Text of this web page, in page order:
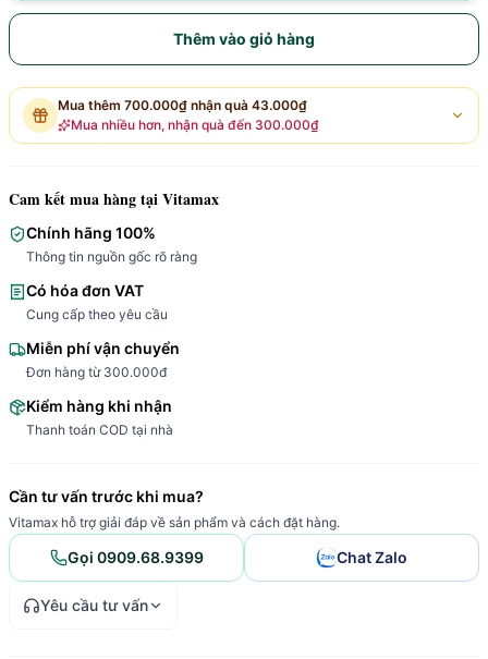
Thêm vào giỏ hàng
Mua thêm 700.000₫ nhận quà 43.000₫
Mua nhiều hơn, nhận quà đến 300.000₫
Cam kết mua hàng tại Vitamax
Chính hãng 100%
Thông tin nguồn gốc rõ ràng
Có hóa đơn VAT
Cung cấp theo yêu cầu
Miễn phí vận chuyển
Đơn hàng từ 300.000đ
Kiểm hàng khi nhận
Thanh toán COD tại nhà
Cần tư vấn trước khi mua?
Vitamax hỗ trợ giải đáp về sản phẩm và cách đặt hàng.
Gọi 0909.68.9399 Chat Zalo
Yêu cầu tư vấn